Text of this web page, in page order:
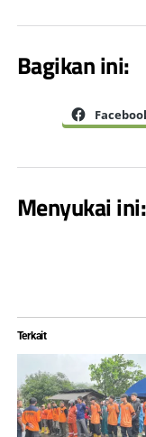
Bagikan ini:
Menyukai ini:
Terkait